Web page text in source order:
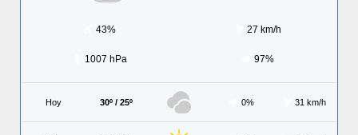
43% 27 km/h
1007 hPa 97%
Hoy 30º / 25º 0% 31 km/h